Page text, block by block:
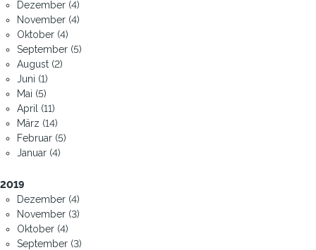
Dezember (4)
November (4)
Oktober (4)
September (5)
August (2)
Juni (1)
Mai (5)
April (11)
März (14)
Februar (5)
Januar (4)
2019
Dezember (4)
November (3)
Oktober (4)
September (3)